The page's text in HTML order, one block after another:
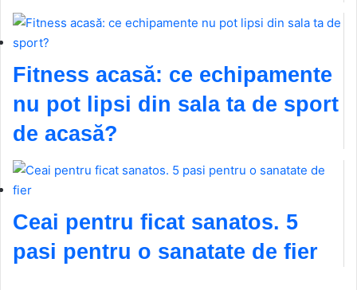
Fitness acasă: ce echipamente
nu pot lipsi din sala ta de sport
de acasă?
Ceai pentru ficat sanatos. 5
pasi pentru o sanatate de fier